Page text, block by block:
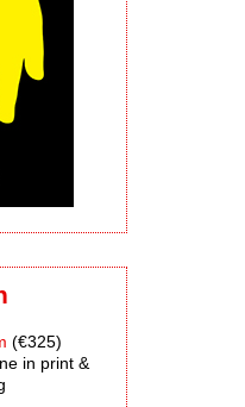
(€325)
in print &